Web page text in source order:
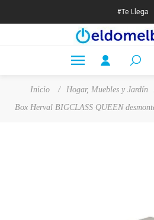
#Te Llega
Inicio / Hogar, Muebles y Jardín
Box Herval BIGCLASS QUEEN